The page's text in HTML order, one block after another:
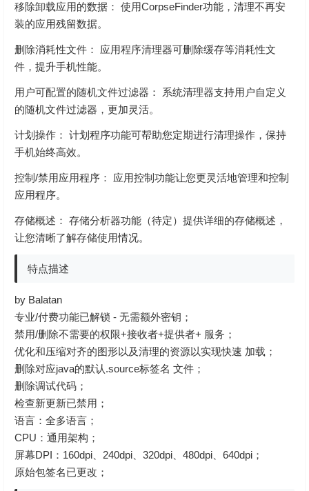
移除卸载应用的数据： 使用CorpseFinder功能，清理不再安
装的应用残留数据。
删除消耗性文件： 应用程序清理器可删除缓存等消耗性文
件，提升手机性能。
用户可配置的随机文件过滤器： 系统清理器支持用户自定义
的随机文件过滤器，更加灵活。
计划操作： 计划程序功能可帮助您定期进行清理操作，保持
手机始终高效。
控制/禁用应用程序： 应用控制功能让您更灵活地管理和控制
应用程序。
存储概述： 存储分析器功能（待定）提供详细的存储概述，
让您清晰了解存储使用情况。
特点描述
by Balatan
专业/付费功能已解锁 - 无需额外密钥；
禁用/删除不需要的权限+接收者+提供者+ 服务；
优化和压缩对齐的图形以及清理的资源以实现快速 加载；
删除对应java的默认.source标签名 文件；
删除调试代码；
检查新更新已禁用；
语言：全多语言；
CPU：通用架构；
屏幕DPI：160dpi、240dpi、320dpi、480dpi、640dpi；
原始包签名已更改；